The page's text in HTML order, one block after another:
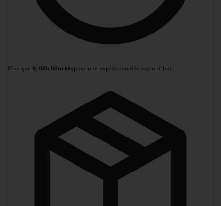
Plus que 0j 00h 00m 00s pour une expédition dès aujourd’hui